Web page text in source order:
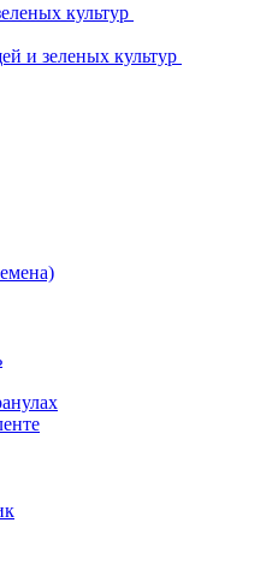
культур
и зеленых культур